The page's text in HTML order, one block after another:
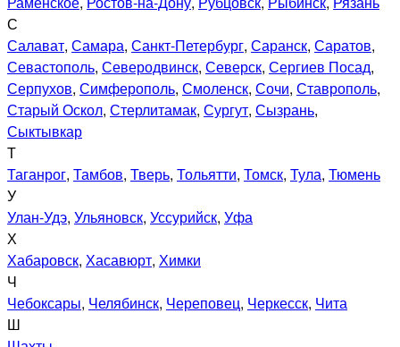
С
Салават, Самара, Санкт-Петербург, Саранск, Саратов,
Севастополь, Северодвинск, Северск, Сергиев Посад,
Серпухов, Симферополь, Смоленск, Сочи, Ставрополь,
Старый Оскол, Стерлитамак, Сургут, Сызрань,
Сыктывкар
Т
Таганрог, Тамбов, Тверь, Тольятти, Томск, Тула, Тюмень
У
Улан-Удэ, Ульяновск, Уссурийск, Уфа
Х
Хабаровск, Хасавюрт, Химки
Ч
Чебоксары, Челябинск, Череповец, Черкесск, Чита
Ш